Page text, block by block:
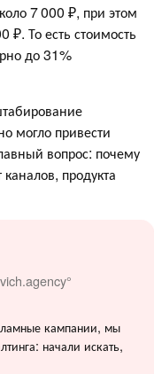
7 000 ₽, при этом
₽. То есть стоимость
до 31%
могло привести
вопрос: почему
продукта
кампании, мы
начали искать,